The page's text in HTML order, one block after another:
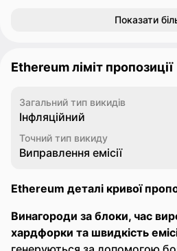
Показати
Ethereum ліміт пропозиції
Загальний тип викидів
Інфляційний
Точний тип викиду
Виправлення емісії
Ethereum деталі кривої
Винагороди за блоки, час
хардфорки та швидкість